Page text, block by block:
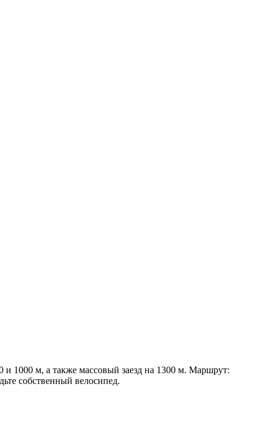
и 1000 м, а также массовый заезд на 1300 м. Маршрут:
собственный велосипед.